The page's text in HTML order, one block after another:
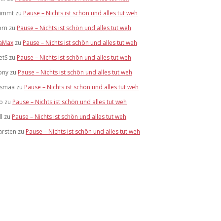
zu Pause – Nichts ist schön und alles tut weh
zu Pause – Nichts ist schön und alles tut weh
zu Pause – Nichts ist schön und alles tut weh
zu Pause – Nichts ist schön und alles tut weh
zu Pause – Nichts ist schön und alles tut weh
zu Pause – Nichts ist schön und alles tut weh
zu Pause – Nichts ist schön und alles tut weh
zu Pause – Nichts ist schön und alles tut weh
zu Pause – Nichts ist schön und alles tut weh